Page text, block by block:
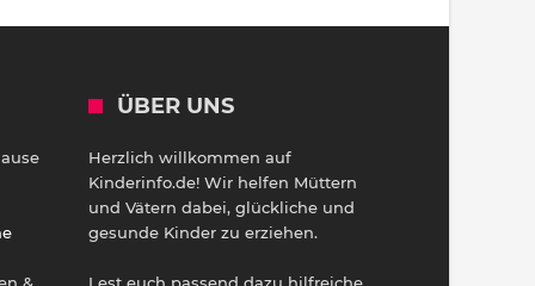
&
ÜBER UNS
Herzlich willkommen auf
Kinderinfo.de! Wir helfen Müttern
und Vätern dabei, glückliche und
gesunde Kinder zu erziehen.
Lest euch passend dazu hilfreiche